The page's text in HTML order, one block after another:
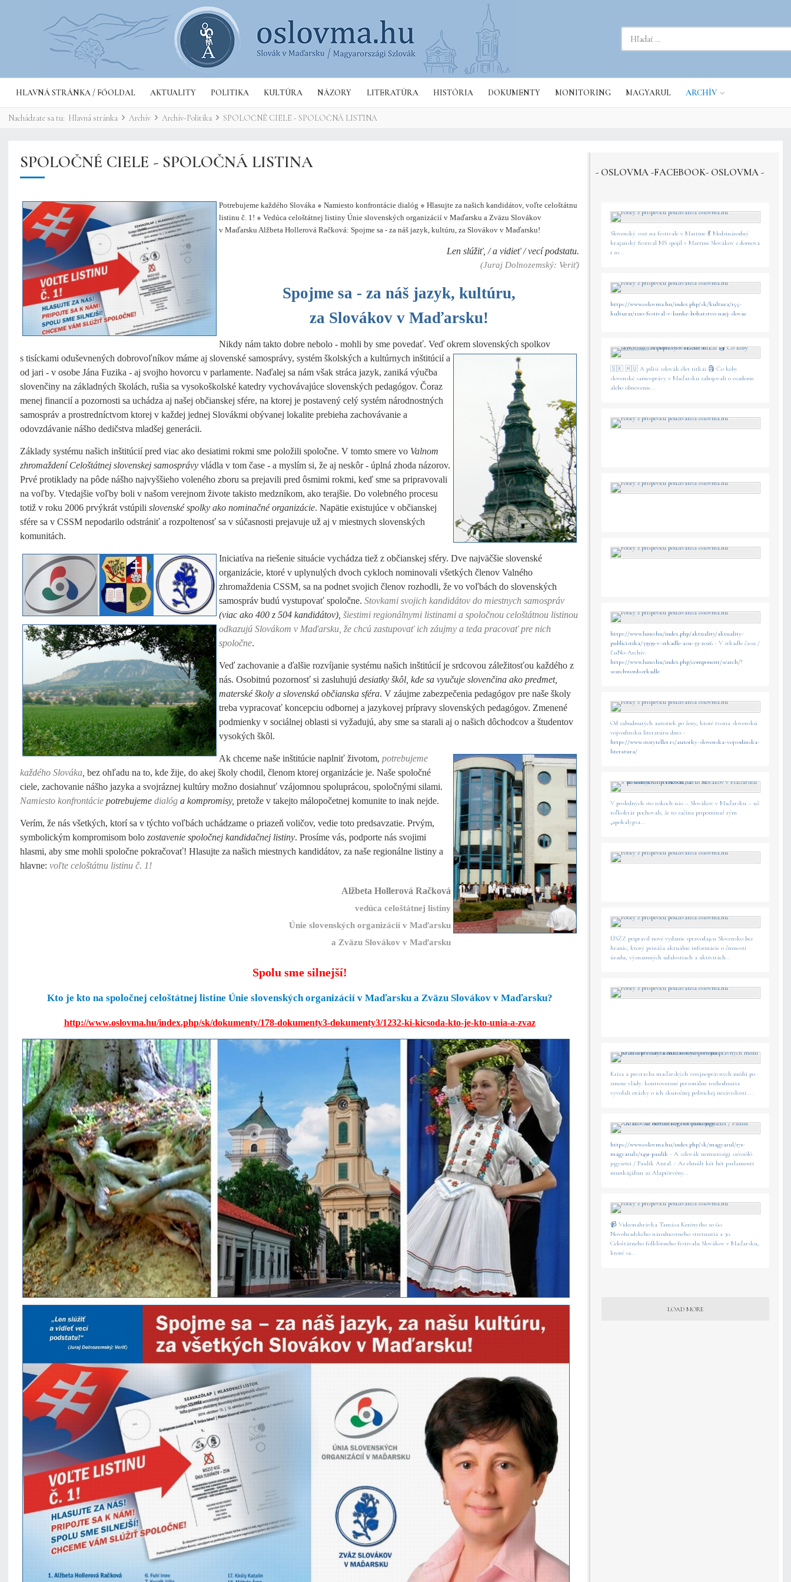
HLAVNÁ STRÁNKA / FŐOLDAL AKTUALITY POLITIKA KULTÚRA NÁZORY LITERATÚRA HISTÓRIA DOKUMENTY MONITORING MAGYARUL ARCHÍV
Nachádzate sa tu: Hlavná stránka Archív Archív-Politika SPOLOČNÉ CIELE - SPOLOČNÁ LISTINA
SPOLOČNÉ CIELE - SPOLOČNÁ LISTINA
Potrebujeme každého Slováka ● Namiesto konfrontácie dialóg ● Hlasujte za našich kandidátov, voľte celoštátnu
listinu č. 1! ● Vedúca celoštátnej listiny Únie slovenských organizácií v Maďarsku a Zväzu Slovákov
v Maďarsku Alžbeta Hollerová Račková: Spojme sa - za náš jazyk, kultúru, za Slovákov v Maďarsku!
Len slúžiť, /a vidieť /vecí podstatu.
(Juraj Dolnozemský: Veriť)
Spojme sa - za náš jazyk, kultúru,
za Slovákov v Maďarsku!
Nikdy nám takto dobre nebolo - mohli by sme povedať. Veď okrem slovenských spolkov
s tisíckami oduševnených dobrovoľníkov máme aj slovenské samosprávy, systém školských a kultúrnych inštitúcií a
od jari - v osobe Jána Fuzika - aj svojho hovorcu v parlamente. Naďalej sa nám však stráca jazyk, zaniká výučba
slovenčiny na základných školách, rušia sa vysokoškolské katedry vychovávajúce slovenských pedagógov. Čoraz
menej financií a pozornosti sa uchádza aj našej občianskej sfére, na ktorej je postavený celý systém národnostných
samospráv a prostredníctvom ktorej v každej jednej Slovákmi obývanej lokalite prebieha zachovávanie a
odovzdávanie nášho dedičstva mladšej generácii.
Základy systému našich inštitúcií pred viac ako desiatimi rokmi sme položili spoločne. V tomto smere vo Valnom
zhromaždení Celoštátnej slovenskej samosprávy vládla v tom čase - a myslím si, že aj neskôr - úplná zhoda názorov.
Prvé protiklady na pôde nášho najvyššieho voleného zboru sa prejavili pred ôsmimi rokmi, keď sme sa pripravovali
na voľby. Vtedajšie voľby boli v našom verejnom živote takisto medzníkom, ako terajšie. Do volebného procesu
totiž v roku 2006 prvýkrát vstúpili slovenské spolky ako nominačné organizácie. Napätie existujúce v občianskej
sfére sa v CSSM nepodarilo odstrániť a rozpoltenosť sa v súčasnosti prejavuje už aj v miestnych slovenských
komunitách.
Iniciatíva na riešenie situácie vychádza tiež z občianskej sféry. Dve najväčšie slovenské
organizácie, ktoré v uplynulých dvoch cykloch nominovali všetkých členov Valného
zhromaždenia CSSM, sa na podnet svojich členov rozhodli, že vo voľbách do slovenských
samospráv budú vystupovať spoločne. Stovkami svojich kandidátov do miestnych samospráv
(viac ako 400 z 504 kandidátov), šiestimi regionálnymi listinami a spoločnou celoštátnou listinou
odkazujú Slovákom v Maďarsku, že chcú zastupovať ich záujmy a teda pracovať pre nich
spoločne.
Veď zachovanie a ďalšie rozvíjanie systému našich inštitúcií je srdcovou záležitosťou každého z
nás. Osobitnú pozornosť si zasluhujú desiatky škôl, kde sa vyučuje slovenčina ako predmet,
materské školy a slovenská občianska sféra. V záujme zabezpečenia pedagógov pre naše školy
treba vypracovať koncepciu odbornej a jazykovej prípravy slovenských pedagógov. Zmenené
podmienky v sociálnej oblasti si vyžadujú, aby sme sa starali aj o našich dôchodcov a študentov
vysokých škôl.
Ak chceme naše inštitúcie naplniť životom, potrebujeme
každého Slováka bez ohľadu na to, kde žije, do akej školy chodil, členom ktorej organizácie je. Naše spoločné
ciele, zachovanie nášho jazyka a svojráznej kultúry možno dosiahnuť vzájomnou spoluprácou, spoločnými silami.
Namiesto konfrontácie potrebujeme dialóg a kompromisy, pretože v takejto málopočetnej komunite to inak nejde.
Verím, že nás všetkých, ktorí sa v týchto voľbách uchádzame o priazeň voličov, vedie toto predsavzatie. Prvým,
symbolickým kompromisom bolo zostavenie spoločnej kandidačnej listiny. Prosíme vás, podporte nás svojimi
hlasmi, aby sme mohli spoločne pokračovať! Hlasujte za našich miestnych kandidátov, za naše regionálne listiny a
hlavne: voľte celoštátnu listinu č. 1!
Alžbeta Hollerová Račková
vedúca celoštátnej listiny
Únie slovenských organizácií v Maďarsku
a Zväzu Slovákov v Maďarsku
Spolu sme silnejší!
Kto je kto na spoločnej celoštátnej listine Únie slovenských organizácií v Maďarsku a Zväzu Slovákov v Maďarsku?
http://www.oslovma.hu/index.php/sk/dokumenty/178-dokumenty3-dokumenty3/1232-ki-kicsoda-kto-je-kto-unia-a-zvaz
- OSLOVMA -FACEBOOK- OSLOVMA -
Slovenský svet na festivale v Martine 💃 Medzinárodný
krajanský festival MS spojil v Martine Slovákov z domova
i zo...
https://www.oslovma.hu/index.php/sk/kultura/155-
kultura1/1210-festival-v-banke-bohatstvo-naej-slovae
🇸🇰 🇭🇺 A pilisi szlovák élet titkai 🗿 Čo keby
slovenské samosprávy v Maďarsku zabojovali o osadenie
alebo obnovenie...
https://www.luno.hu/index.php/aktuality/aktuality-
publicistika/33939-v-zrkadle-asu-33-2026 - V zrkadle času /
ĽuNo-Archív:
https://www.luno.hu/index.php/component/search/?
searchword=zrkadle
Od zabudnutých autoriek po ženy, ktoré tvoria slovenskú
vojvodinskú literatúru dnes -
https://www.storyteller.rs/autorky-slovenska-vojvodinska-
literatura/
V posledných sto rokoch nás – Slovákov v Maďarsku – už
toľkokrát pochovali, že to začína pripomínať rým
„apokalypsa...
ÚSŽZ pripravil nové vydanie spravodajcu Slovensko bez
hraníc, ktorý prináša aktuálne informácie o činnosti
úradu, významných udalostiach a aktivitách...
Kríza a prestavba maďarských verejnoprávnych médií po
zmene vlády: kontroverzné personálne rozhodnutia
vyvolali otázky o ich skutočnej politickej nezávislosti....
https://www.oslovma.hu/index.php/sk/magyarul/171-
magyarul2/1491-paulik - A szlovák nemzetiségi szószóló
jegyzetei / Paulik Antal: - Az elmúlt két hét parlamenti
munkájában az Alaptörvény...
📹 Videonahrávka Tamása Kerényiho zo 60.
Novohradského národnostného stretnutia a 30.
Celoštátneho folklórneho festivalu Slovákov v Maďarsku,
ktoré sa...
LOAD MORE